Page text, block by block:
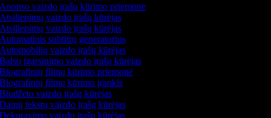
vaizdo įrašų kūrimo priemonė
vaizdo įrašų kūrėjas
vaizdo įrašų kūrėjas
subtitrų generatorius
vaizdo įrašų kūrėjas
įgarsinimo vaizdo įrašų kūrėjas
filmų kūrimo priemonė
filmų kūrimo įrankis
vaizdo įrašų kūrėjas
tekstų vaizdo įrašų kūrėjas
vaizdo įrašų kūrėjas